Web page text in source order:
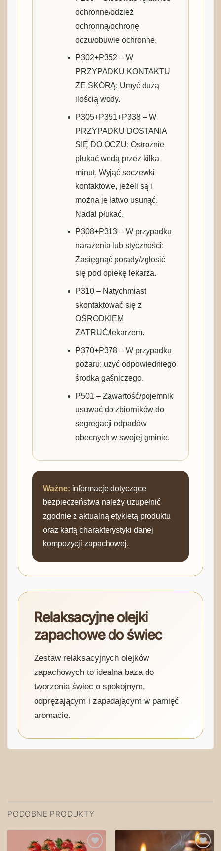
ochronne/odzież
ochronną/ochronę
oczu/obuwie ochronne.
P302+P352 – W
PRZYPADKU KONTAKTU
ZE SKÓRĄ: Umyć dużą
ilością wody.
P305+P351+P338 – W
PRZYPADKU DOSTANIA
SIĘ DO OCZU: Ostrożnie
płukać wodą przez kilka
minut. Wyjąć soczewki
kontaktowe, jeżeli są i
można je łatwo usunąć.
Nadal płukać.
P308+P313 – W przypadku
narażenia lub styczności:
Zasięgnąć porady/zgłosić
się pod opiekę lekarza.
P310 – Natychmiast
skontaktować się z
OŚRODKIEM
ZATRUĆ/lekarzem.
P370+P378 – W przypadku
pożaru: użyć odpowiedniego
środka gaśniczego.
P501 – Zawartość/pojemnik
usuwać do zbiorników do
segregacji odpadów
obecnych w swojej gminie.
Ważne: informacje dotyczące
bezpieczeństwa należy uzupełnić
zgodnie z aktualną etykietą produktu
oraz kartą charakterystyki danej
kompozycji zapachowej.
Relaksacyjne olejki
zapachowe do świec
Zestaw relaksacyjnych olejków
zapachowych to idealna baza do
tworzenia świec o spokojnym,
odprężającym i zapadającym w pamięć
aromacie.
PODOBNE PRODUKTY